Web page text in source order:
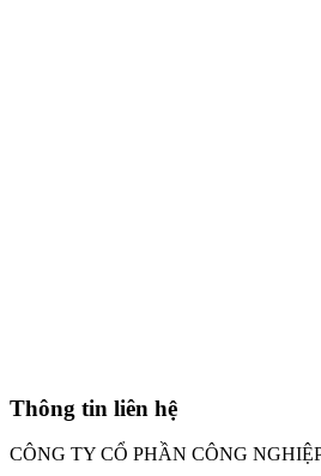
Thông tin liên hệ
CÔNG TY CỔ PHẦN CÔNG